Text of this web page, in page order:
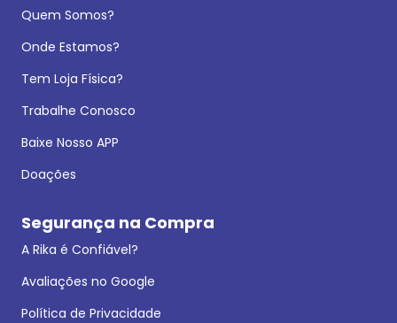
Quem Somos?
Onde Estamos?
Tem Loja Física?
Trabalhe Conosco
Baixe Nosso APP
Doações
Segurança na Compra
A Rika é Confiável?
Avaliações no Google
Política de Privacidade